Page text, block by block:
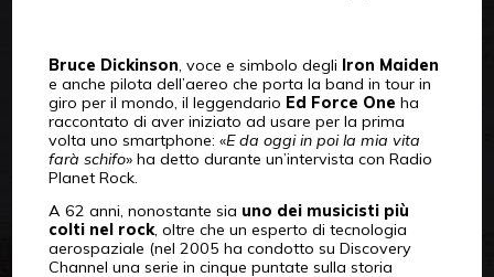
Bruce Dickinson , voce e simbolo degli Iron Maiden
e anche pilota dell’aereo che porta la band in tour in
giro per il mondo, il leggendario Ed Force One ha
raccontato di aver iniziato ad usare per la prima
volta uno smartphone: «E da oggi in poi la mia vita
farà schifo» ha detto durante un’intervista con Radio
Planet Rock.
A 62 anni, nonostante sia uno dei musicisti più
colti nel rock, oltre che un esperto di tecnologia
aerospaziale (nel 2005 ha condotto su Discovery
Channel una serie in cinque puntate sulla storia